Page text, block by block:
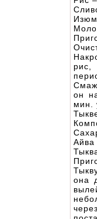
Изюм
он
мин.
Айва
она